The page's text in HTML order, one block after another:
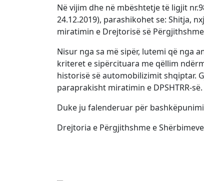
Në vijim dhe në mbështetje të ligjit
24.12.2019), parashikohet se: Shitja,
miratimin e Drejtorisë së
Nisur nga sa më sipër, lutemi që nga
kriteret e sipërcituara me qëllim
historisë së automobilizimit shqiptar.
paraprakisht miratimin e DPSHTRR-së.
Duke ju falenderuar për
Drejtoria e Përgjithshme e